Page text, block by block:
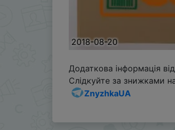
2018-08-20
Додаткова інформація
Слідкуйте за знижками
ZnyzhkaUA